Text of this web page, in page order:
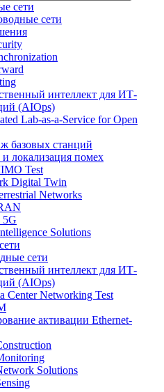
сети
сети
интеллект для ИТ-
(AIOps)
Lab-as-a-Service for Open
базовых станций
локализация помех
Test
Digital Twin
Networks
5G
Solutions
сети
интеллект для ИТ-
(AIOps)
Center Networking Test
активации Ethernet-
Solutions